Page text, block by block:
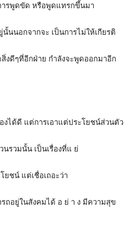
รพูดขัด หรือพูดแทรกขึ้นมา
นนอกจากจะ เป็นการไม่ให้เกียรติ
งดีๆที่อีกฝ่าย กำลังจะพูดออกมาอีก
งได้ดี แต่การเอาแต่ประโยชน์ส่วนตัว
รวมนั้น เป็นเรื่องที่แ ย่
ยชน์ แต่เชื่อเถอะว่า
รถอยู่ในสังคมได้ อ ย่ า ง มีความสุข